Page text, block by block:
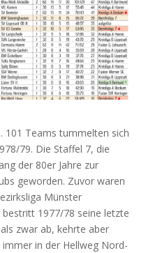
101 Teams tummelten sich
79. Die Staffel 7, die
der 80er Jahre zur
geworden. Zuvor waren
Münster
1977/78 seine letzte
zwar ab, kehrte aber
in der Hellweg Nord-